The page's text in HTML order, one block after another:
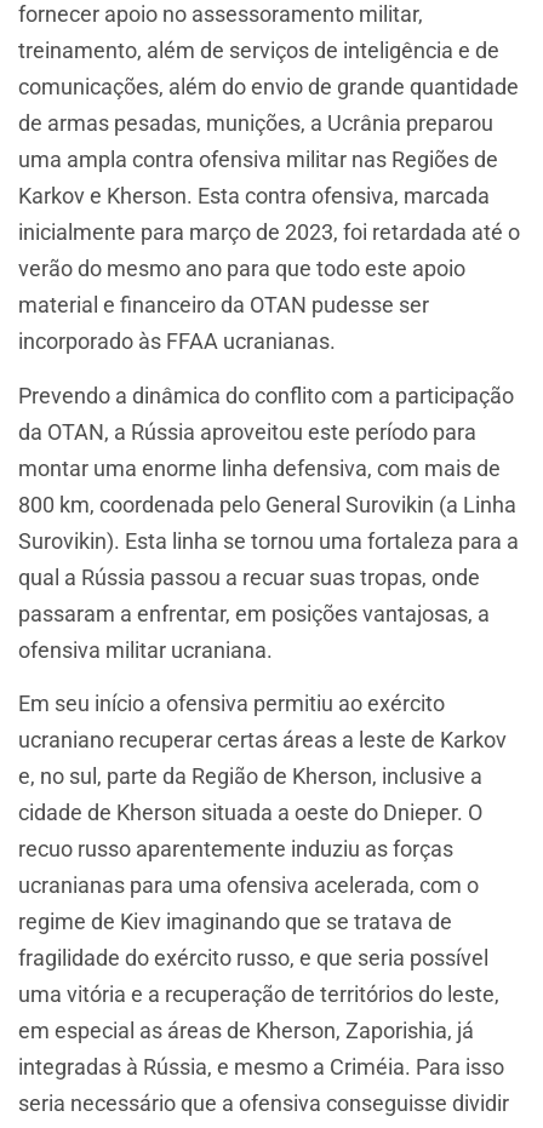
fornecer apoio no assessoramento militar,
treinamento, além de serviços de inteligência e de
comunicações, além do envio de grande quantidade
de armas pesadas, munições, a Ucrânia preparou
uma ampla contra ofensiva militar nas Regiões de
Karkov e Kherson. Esta contra ofensiva, marcada
inicialmente para março de 2023, foi retardada até o
verão do mesmo ano para que todo este apoio
material e financeiro da OTAN pudesse ser
incorporado às FFAA ucranianas.
Prevendo a dinâmica do conflito com a participação
da OTAN, a Rússia aproveitou este período para
montar uma enorme linha defensiva, com mais de
800 km, coordenada pelo General Surovikin (a Linha
Surovikin). Esta linha se tornou uma fortaleza para a
qual a Rússia passou a recuar suas tropas, onde
passaram a enfrentar, em posições vantajosas, a
ofensiva militar ucraniana.
Em seu início a ofensiva permitiu ao exército
ucraniano recuperar certas áreas a leste de Karkov
e, no sul, parte da Região de Kherson, inclusive a
cidade de Kherson situada a oeste do Dnieper. O
recuo russo aparentemente induziu as forças
ucranianas para uma ofensiva acelerada, com o
regime de Kiev imaginando que se tratava de
fragilidade do exército russo, e que seria possível
uma vitória e a recuperação de territórios do leste,
em especial as áreas de Kherson, Zaporishia, já
integradas à Rússia, e mesmo a Criméia. Para isso
seria necessário que a ofensiva conseguisse dividir